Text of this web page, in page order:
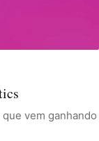
vem ganhando